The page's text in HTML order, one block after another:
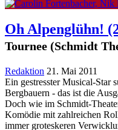
Oh Alpenglühn!
Tournee (Schmidt
Redaktion 21. Mai 2011
Ein gestresster Musical-Star
Bergbauern - das ist die
Doch wie im Schmidt-
Komödie mit zahlreichen
immer groteskeren